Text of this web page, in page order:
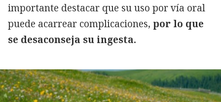
importante destacar que su uso por vía oral
puede acarrear complicaciones, por lo que
se desaconseja su ingesta.